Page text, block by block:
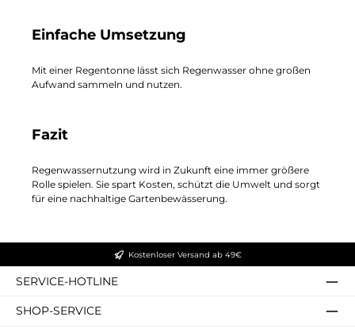
Einfache Umsetzung
Mit einer Regentonne lässt sich Regenwasser ohne großen
Aufwand sammeln und nutzen.
Fazit
Regenwassernutzung wird in Zukunft eine immer größere
Rolle spielen. Sie spart Kosten, schützt die Umwelt und sorgt
für eine nachhaltige Gartenbewässerung.
Kostenloser Versand ab 49€
SERVICE-HOTLINE
SHOP-SERVICE